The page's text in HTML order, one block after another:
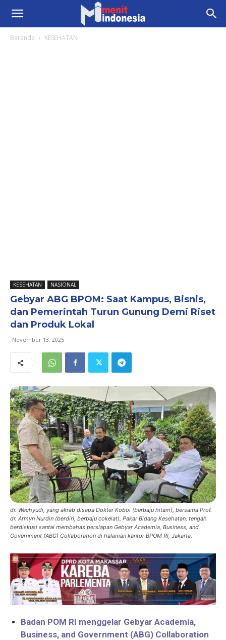
Beranda KESEHATAN
KESEHATAN NASIONAL
Gebyar ABG BPOM: Saat Kampus, Bisnis,
dan Pemerintah Turun Gunung Demi Riset
dan Produk Lokal
November 13, 2025
dr. Wachyudi, yang akrab disapa Dokter Koboi (berbaju hitam), bersama Prof.
dr. Armyn Nurdin (berdiri, berbaju cokelat), Pakar Bidang Kesehatan, tengah
berdiskusi santai membahas persiapan Gebyar Academia, Business, and
Government (ABG) Collaboration di halaman kantor BPOM RI, Jakarta.
Badan POM RI menggelar Gebyar Academia,
Business, and Government (ABG) Collaboration